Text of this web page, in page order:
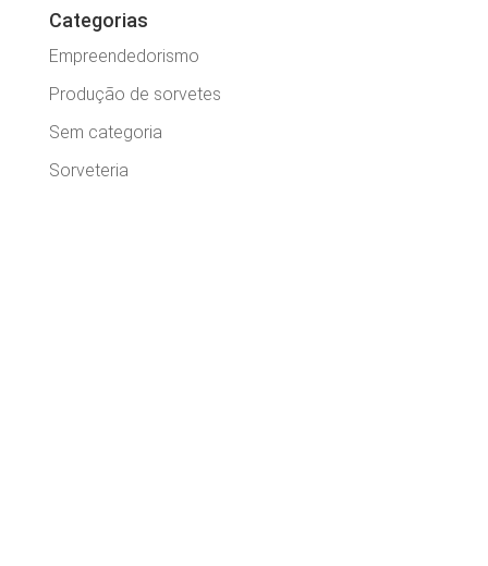
Categorias
Empreendedorismo
Produção de sorvetes
Sem categoria
Sorveteria